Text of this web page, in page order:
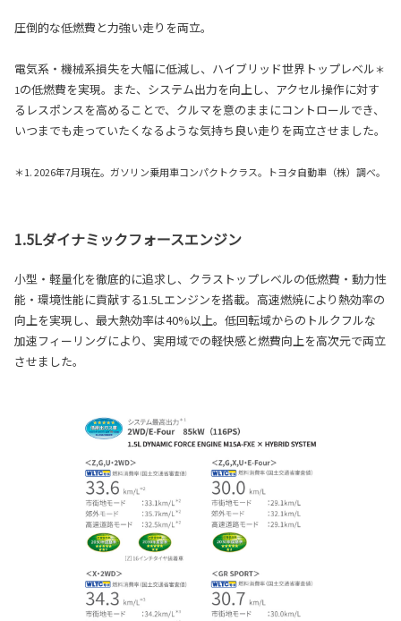
圧倒的な低燃費と力強い走りを両立。
電気系・機械系損失を大幅に低減し、ハイブリッド世界トップレベル＊
1の低燃費を実現。また、システム出力を向上し、アクセル操作に対す
るレスポンスを高めることで、クルマを意のままにコントロールでき、
いつまでも走っていたくなるような気持ち良い走りを両立させました。
＊1. 2026年7月現在。ガソリン乗用車コンパクトクラス。トヨタ自動車（株）調べ。
1.5Lダイナミックフォースエンジン
小型・軽量化を徹底的に追求し、クラストップレベルの低燃費・動力性
能・環境性能に貢献する1.5Lエンジンを搭載。高速燃焼により熱効率の
向上を実現し、最大熱効率は40%以上。低回転域からのトルクフルな
加速フィーリングにより、実用域での軽快感と燃費向上を高次元で両立
させました。